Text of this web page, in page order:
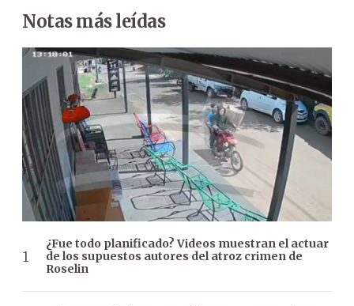
Notas más leídas
¿Fue todo planificado? Videos muestran el actuar
de los supuestos autores del atroz crimen de
Roselin